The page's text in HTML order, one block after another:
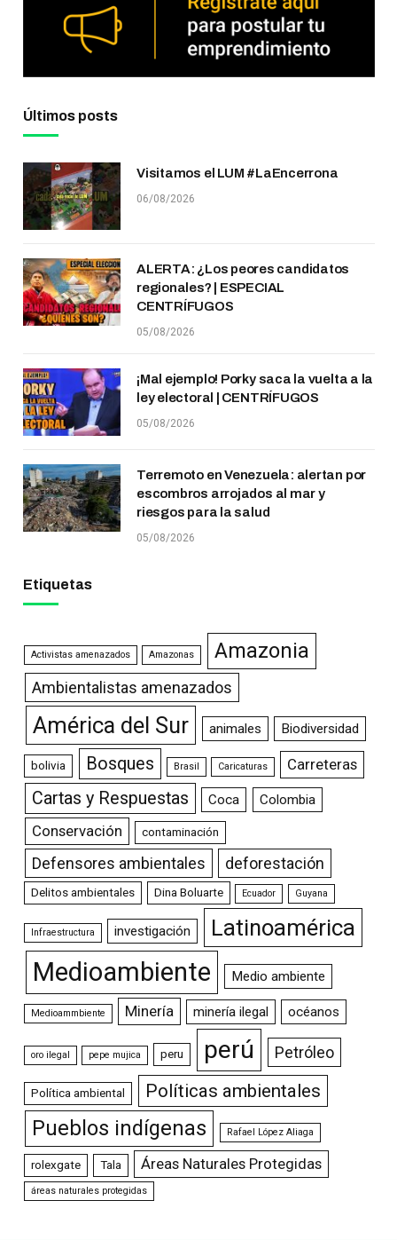
Últimos posts
Visitamos el LUM #LaEncerrona
06/08/2026
ALERTA: ¿Los peores candidatos
regionales? | ESPECIAL
CENTRÍFUGOS
05/08/2026
¡Mal ejemplo! Porky saca la vuelta a la
ley electoral | CENTRÍFUGOS
05/08/2026
Terremoto en Venezuela: alertan por
escombros arrojados al mar y
riesgos para la salud
05/08/2026
Etiquetas
Activistas amenazados Amazonas Amazonia
Ambientalistas amenazados
América del Sur animales Biodiversidad
bolivia Bosques Brasil Caricaturas Carreteras
Cartas y Respuestas Coca Colombia
Conservación contaminación
Defensores ambientales deforestación
Delitos ambientales Dina Boluarte Ecuador Guyana
Infraestructura investigación Latinoamérica
Medioambiente Medio ambiente
Medioammbiente Minería minería ilegal océanos
oro ilegal pepe mujica peru perú Petróleo
Política ambiental Políticas ambientales
Pueblos indígenas Rafael López Aliaga
rolexgate Tala Áreas Naturales Protegidas
áreas naturales protegidas